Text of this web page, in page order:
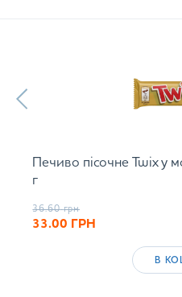
Печиво пісочне Twix у
г
36.60 грн
33.00 ГРН
В